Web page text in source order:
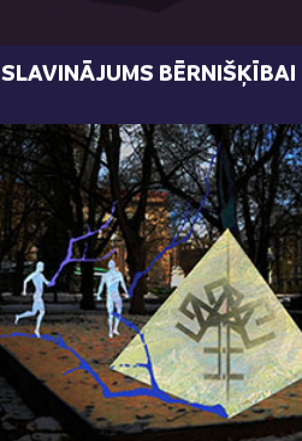
SLAVINĀJUMS BĒRNIŠĶĪBAI